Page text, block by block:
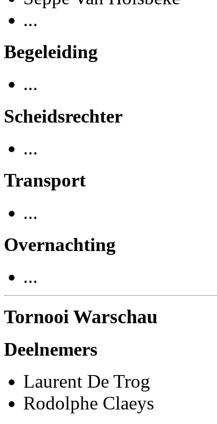
...
Begeleiding
...
Scheidsrechter
...
Transport
...
Overnachting
...
Tornooi Warschau
Deelnemers
Laurent De Trog
Rodolphe Claeys